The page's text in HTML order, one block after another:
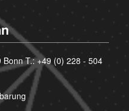
Bonn T.:+49 (0) 228 - 504